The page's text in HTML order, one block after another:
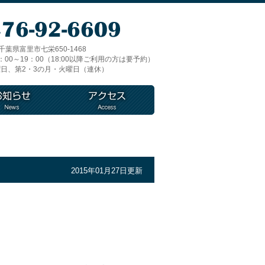
葉県富里市七栄650-1468
00～19：00（18:00以降ご利用の方は要予約）
、第2・3の月・火曜日（連休）
2015年01月27日更新